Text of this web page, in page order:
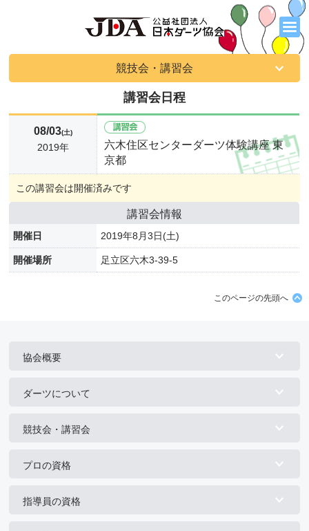
競技会・講習会
講習会日程
08/03(土)
2019年
六木住区センターダーツ体験講座 東
京都
この講習会は開催済みです
講習会情報
開催日 2019年8月3日(土)
開催場所 足立区六木3-39-5
このページの先頭へ
協会概要
ダーツについて
競技会・講習会
プロの資格
指導員の資格